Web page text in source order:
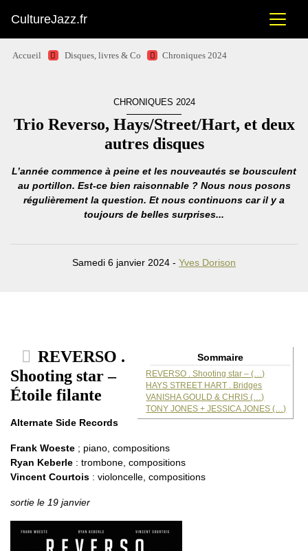
CultureJazz.fr
Accueil Disques, livres & Co Chroniques 2024
CHRONIQUES 2024
Trio Reverso, Hays/Street/Hart, et deux
autres disques
L’année commence à peine et les nouveautés se bousculent
au portillon. Est-ce bien raisonnable ? Nous nous posons
régulièrement la question. Et nous continuons car il y a
toujours de belles surprises...
Samedi 6 janvier 2024 - Yves Dorison
Sommaire
REVERSO . Shooting star – (…)
HAYS STREET HART . Bridges
VANISHA GOULD & CHRIS (…)
TONY JONES + JESSICA JONES (…)
REVERSO .
Shooting star –
Étoile filante
Alternate Side Records
Frank Woeste ; piano, compositions
Ryan Keberle : trombone, compositions
Vincent Courtois : violoncelle, compositions
sortie le 19 janvier